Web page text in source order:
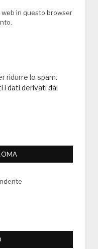
web in questo browser
ridurre lo spam.
i dati derivati dai